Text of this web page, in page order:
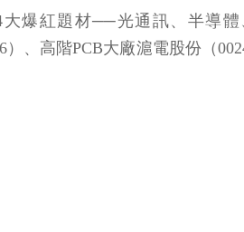
爆紅題材──光通訊、半導
）、高階PCB大廠滬電股份（